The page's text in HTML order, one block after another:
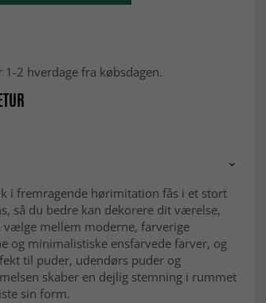
2 hverdage fra købsdagen.
i fremragende hørimitation fås i et stort
så du bedre kan dekorere dit værelse,
vælge mellem moderne, farverige
og minimalistiske ensfarvede farver, og
til puder, udendørs puder og
skaber en dejlig stemning i rummet
sin form.